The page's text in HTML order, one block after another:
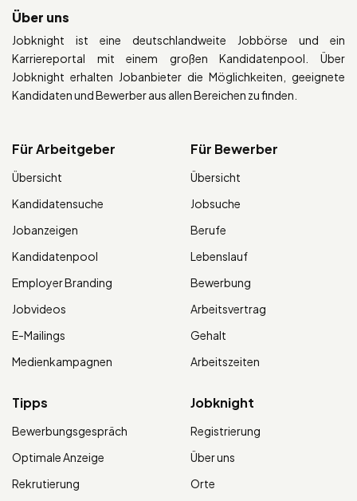
Über uns
Jobknight ist eine deutschlandweite Jobbörse und ein
Karriereportal mit einem großen Kandidatenpool. Über
Jobknight erhalten Jobanbieter die Möglichkeiten, geeignete
Kandidaten und Bewerber aus allen Bereichen zu finden.
Für Arbeitgeber
Übersicht
Kandidatensuche
Jobanzeigen
Kandidatenpool
Employer Branding
Jobvideos
E-Mailings
Medienkampagnen
Für Bewerber
Übersicht
Jobsuche
Berufe
Lebenslauf
Bewerbung
Arbeitsvertrag
Gehalt
Arbeitszeiten
Tipps
Bewerbungsgespräch
Optimale Anzeige
Rekrutierung
Jobknight
Registrierung
Über uns
Orte